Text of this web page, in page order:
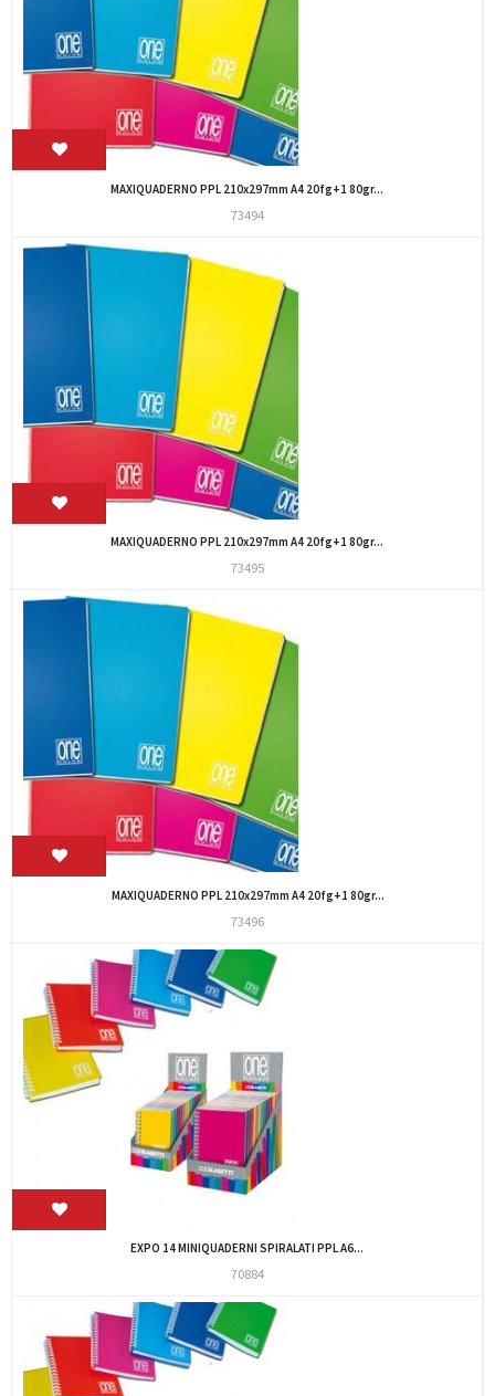
MAXIQUADERNO PPL 210x297mm A4 20fg+1 80gr...
73494
MAXIQUADERNO PPL 210x297mm A4 20fg+1 80gr...
73495
MAXIQUADERNO PPL 210x297mm A4 20fg+1 80gr...
73496
EXPO 14 MINIQUADERNI SPIRALATI PPL A6...
70884